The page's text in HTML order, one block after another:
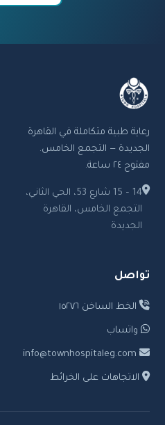
رعاية طبية متكاملة في القاهرة
الجديدة — التجمع الخامس.
مفتوح ٢٤ ساعة.
14 – 15 شارع 53، الحي الثاني،
التجمع الخامس، القاهرة
الجديدة
تواصل
الخط الساخن ١٥٢٧٦
واتساب
الاتجاهات على الخرائط